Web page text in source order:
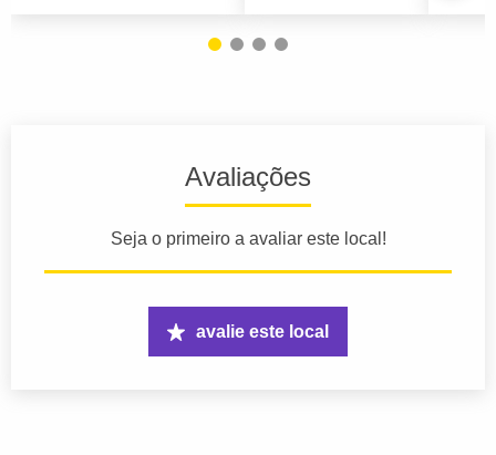
Avaliações
Seja o primeiro a avaliar este local!
avalie este local